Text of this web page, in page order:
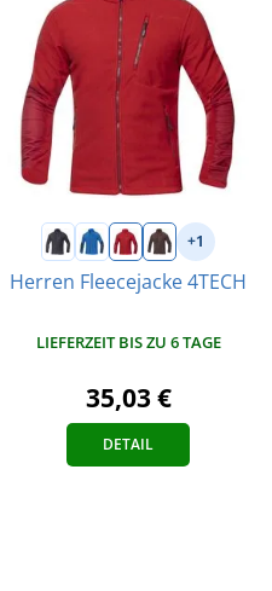
+1
Herren Fleecejacke 4TECH
LIEFERZEIT BIS ZU 6 TAGE
35,03 €
DETAIL